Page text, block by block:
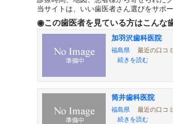
当サイトは、いい歯医者さん選びをサポ
◉この歯医者を見ている方はこんな
加羽沢歯科医院
福島県 最近の口コ
続きを読む
筒井歯科医院
福島県 最近の口コ
続きを読む